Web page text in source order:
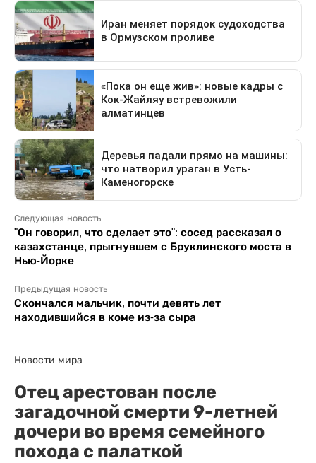
Следующая новость
"Он говорил, что сделает это": сосед рассказал о
казахстанце, прыгнувшем с Бруклинского моста в
Нью-Йорке
Предыдущая новость
Скончался мальчик, почти девять лет
находившийся в коме из-за сыра
Новости мира
Отец арестован после
загадочной смерти 9-летней
дочери во время семейного
похода с палаткой